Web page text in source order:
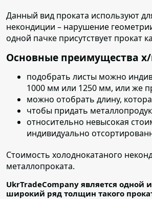
Данный вид проката используют
некондиции – нарушение
одной пачке присутствует прокат
Основные преимущества
подобрать листы можно
1000 мм или 1250 мм, или же
можно отобрать длину,
чтобы придать
относительно невысокая
индивидуально
Стоимость холоднокатаного
металлопроката.
UkrTradeCompany является одной
широкий ряд толщин такого